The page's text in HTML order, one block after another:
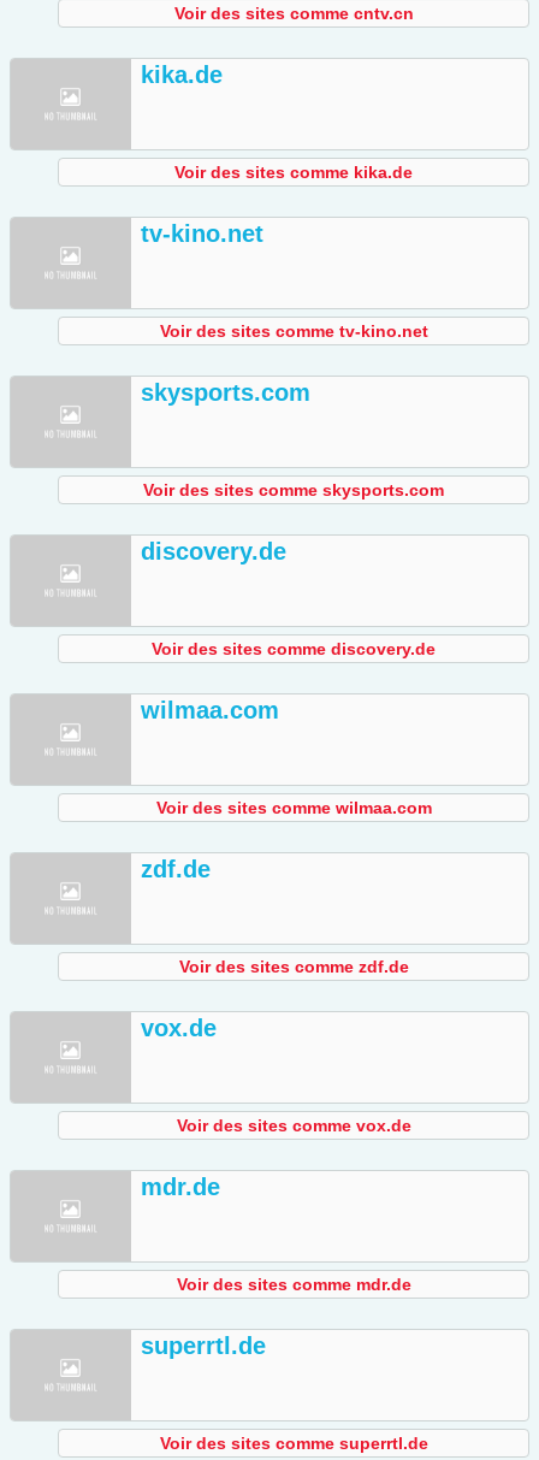
Voir des sites comme cntv.cn
kika.de
Voir des sites comme kika.de
tv-kino.net
Voir des sites comme tv-kino.net
skysports.com
Voir des sites comme skysports.com
discovery.de
Voir des sites comme discovery.de
wilmaa.com
Voir des sites comme wilmaa.com
zdf.de
Voir des sites comme zdf.de
vox.de
Voir des sites comme vox.de
mdr.de
Voir des sites comme mdr.de
superrtl.de
Voir des sites comme superrtl.de